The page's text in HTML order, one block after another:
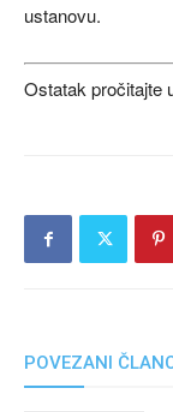
ustanovu.
Ostatak pročitajte
POVEZANI